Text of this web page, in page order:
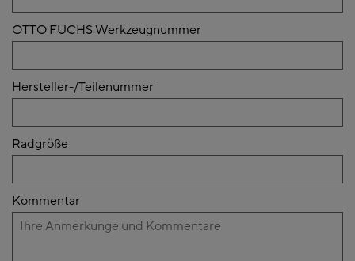
OTTO FUCHS Werkzeugnummer
Hersteller-/Teilenummer
Radgröße
Kommentar